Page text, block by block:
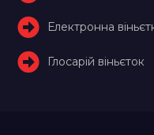
Електронна
Глосарій віньєток